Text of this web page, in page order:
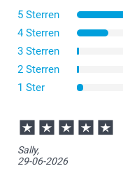
5 Sterren
4 Sterren
3 Sterren
2 Sterren
1 Ster
Sally,
29-06-2026